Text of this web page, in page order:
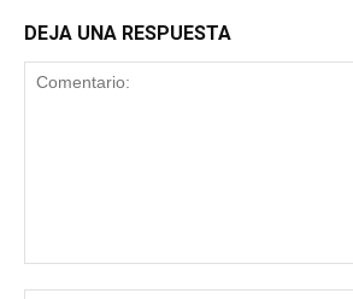
DEJA UNA RESPUESTA